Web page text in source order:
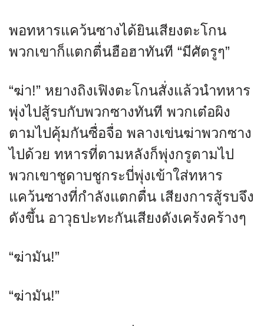
พอทหารแคว้นซางได้ยินเสียงตะโกน
พวกเขาก็แตกตื่นฮือฮาทันที “มีศัตรูๆ”
“ฆ่า!” หยางถิงเฟิงตะโกนสั่งแล้วนำทหาร
พุ่งไปสู้รบกับพวกซางทันที พวกเต๋อผิง
ตามไปคุ้มกันซื่อจื่อ พลางเข่นฆ่าพวกซาง
ไปด้วย ทหารที่ตามหลังก็พุ่งกรูตามไป
พวกเขาชูดาบชูกระบี่พุ่งเข้าใส่ทหาร
แคว้นซางที่กำลังแตกตื่น เสียงการสู้รบจึง
ดังขึ้น อาวุธปะทะกันเสียงดังเคร้งคร้างๆ
“ฆ่ามัน!”
“ฆ่ามัน!”